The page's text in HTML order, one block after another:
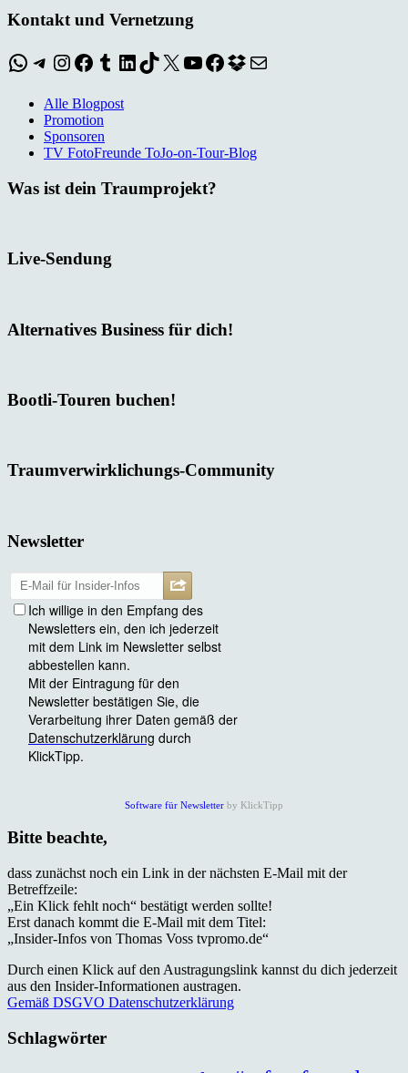
Kontakt und Vernetzung
WhatsApp
Telegram
Instagram
Facebook
Tumblr
LinkedIn
TikTok
X YouTube
Facebook
Dropbox
E-Mail
Alle Blogpost
Promotion
Sponsoren
TV FotoFreunde ToJo-on-Tour-Blog
Was ist dein Traumprojekt?
Live-Sendung
Alternatives Business für dich!
Bootli-Touren buchen!
Traumverwirklichungs-Community
Newsletter
Software für Newsletter by KlickTipp
Bitte beachte,
dass zunächst noch ein Link in der nächsten E-Mail mit der
Betreffzeile:
„Ein Klick fehlt noch“ bestätigt werden sollte!
Erst danach kommt die E-Mail mit dem Titel:
„Insider-Infos von Thomas Voss tvpromo.de“
Durch einen Klick auf den Austragungslink kannst du dich jederzeit
aus den Insider-Informationen austragen.
Gemäß DSGVO Datenschutzerklärung
Schlagwörter